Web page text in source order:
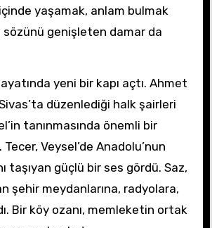
yaşamak, anlam bulmak
sözünü genişleten damar da
yeni bir kapı açtı. Ahmet
düzenlediği halk şairleri
tanınmasında önemli bir
Veysel’de Anadolu’nun
taşıyan güçlü bir ses gördü. Saz,
şehir meydanlarına, radyolara,
Bir köy ozanı, memleketin ortak